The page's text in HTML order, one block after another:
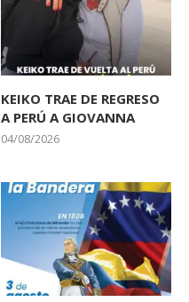
KEIKO TRAE DE REGRESO
A PERÚ A GIOVANNA
04/08/2026